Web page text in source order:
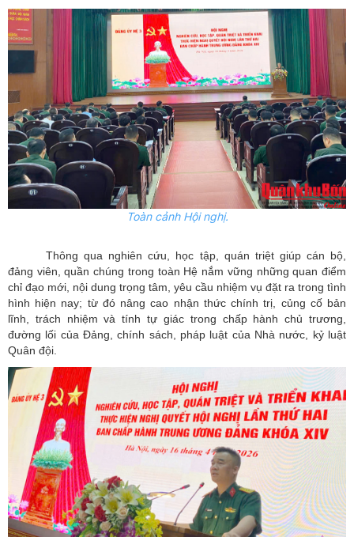
Toàn cảnh Hội nghị.
Thông qua nghiên cứu, học tập, quán triệt giúp cán bộ,
đảng viên, quần chúng trong toàn Hệ nắm vững những quan điểm
chỉ đạo mới, nội dung trọng tâm, yêu cầu nhiệm vụ đặt ra trong tình
hình hiện nay; từ đó nâng cao nhận thức chính trị, củng cố bản
lĩnh, trách nhiệm và tính tự giác trong chấp hành chủ trương,
đường lối của Đảng, chính sách, pháp luật của Nhà nước, kỷ luật
Quân đội.